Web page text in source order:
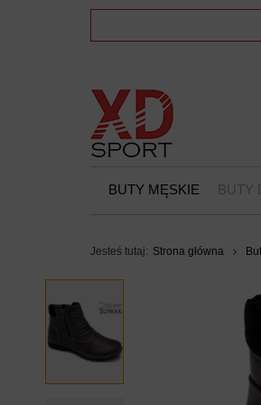
BUTY MĘSKIE BUTY
Jesteś tutaj: Strona główna